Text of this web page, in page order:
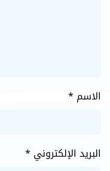
الاسم *
البريد الإلكتروني *